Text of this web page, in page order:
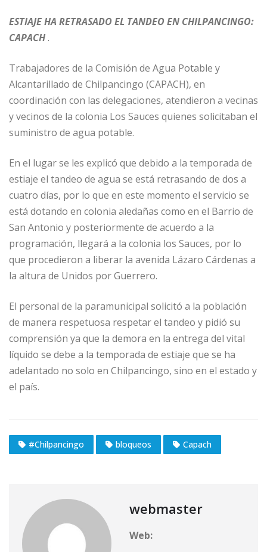
ESTIAJE HA RETRASADO EL TANDEO EN CHILPANCINGO:
CAPACH.
Trabajadores de la Comisión de Agua Potable y
Alcantarillado de Chilpancingo (CAPACH), en
coordinación con las delegaciones, atendieron a vecinas
y vecinos de la colonia Los Sauces quienes solicitaban el
suministro de agua potable.
En el lugar se les explicó que debido a la temporada de
estiaje el tandeo de agua se está retrasando de dos a
cuatro días, por lo que en este momento el servicio se
está dotando en colonia aledañas como en el Barrio de
San Antonio y posteriormente de acuerdo a la
programación, llegará a la colonia los Sauces, por lo
que procedieron a liberar la avenida Lázaro Cárdenas a
la altura de Unidos por Guerrero.
El personal de la paramunicipal solicitó a la población
de manera respetuosa respetar el tandeo y pidió su
comprensión ya que la demora en la entrega del vital
líquido se debe a la temporada de estiaje que se ha
adelantado no solo en Chilpancingo, sino en el estado y
el país.
#Chilpancingo bloqueos Capach
webmaster
Web: